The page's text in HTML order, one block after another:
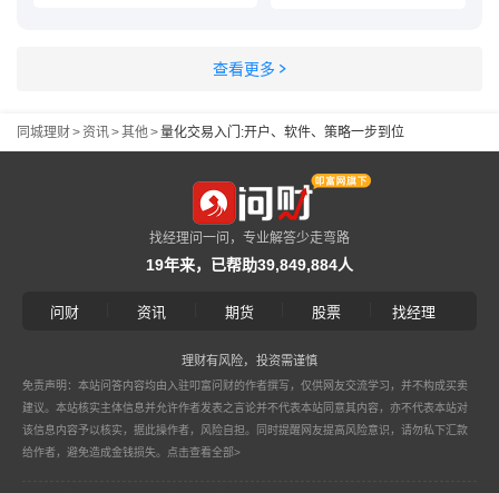
查看更多
同城理财>资讯>其他>量化交易入门:开户、软件、策略一步到位
找经理问一问，专业解答少走弯路
19年来，已帮助39,849,884人
问财 资讯 期货 股票 找经理
理财有风险，投资需谨慎
免责声明：本站问答内容均由入驻叩富问财的作者撰写，仅供网友交流学习，并不构成买卖
建议。本站核实主体信息并允许作者发表之言论并不代表本站同意其内容，亦不代表本站对
该信息内容予以核实，据此操作者，风险自担。同时提醒网友提高风险意识，请勿私下汇款
给作者，避免造成金钱损失。 点击查看全部>